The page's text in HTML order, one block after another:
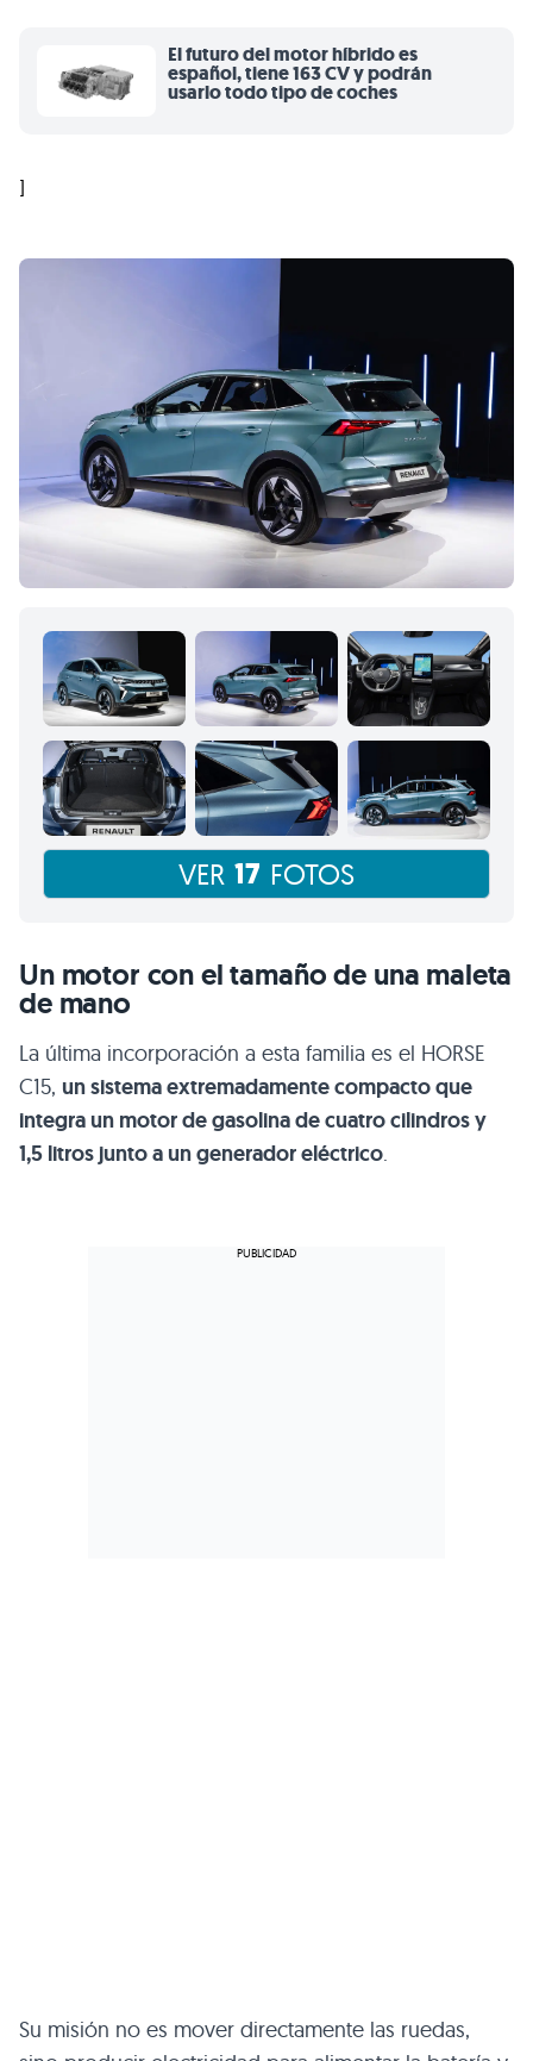
El futuro del motor híbrido es
español, tiene 163 CV y podrán
usarlo todo tipo de coches
]
VER 17 FOTOS
Un motor con el tamaño de una maleta
de mano
La última incorporación a esta familia es el HORSE
C15, un sistema extremadamente compacto que
integra un motor de gasolina de cuatro cilindros y
1,5 litros junto a un generador eléctrico.
Su misión no es mover directamente las ruedas,